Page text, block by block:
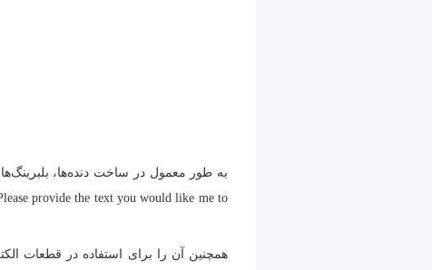
provide the text you would like me to